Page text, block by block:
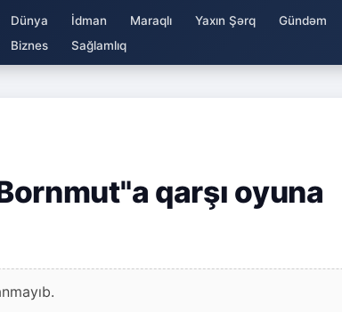
Dünya İdman Maraqlı Yaxın Şərq Gündəm
Biznes
Sağlamlıq
qarşı oyuna